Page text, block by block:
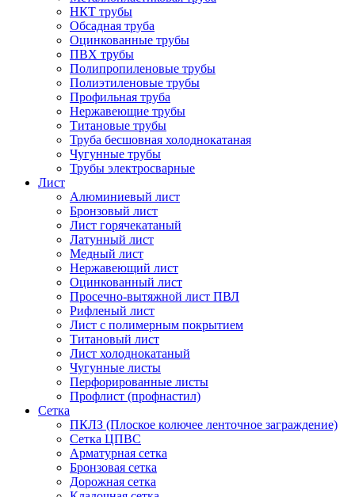
НКТ трубы
Обсадная труба
Оцинкованные трубы
ПВХ трубы
Полипропиленовые трубы
Полиэтиленовые трубы
Профильная труба
Нержавеющие трубы
Титановые трубы
Труба бесшовная холоднокатаная
Чугунные трубы
Трубы электросварные
Лист
Алюминиевый лист
Бронзовый лист
Лист горячекатаный
Латунный лист
Медный лист
Нержавеющий лист
Оцинкованный лист
Просечно-вытяжной лист ПВЛ
Рифленый лист
Лист с полимерным покрытием
Титановый лист
Лист холоднокатаный
Чугунные листы
Перфорированные листы
Профлист (профнастил)
Сетка
ПКЛЗ (Плоское колючее ленточное заграждение)
Сетка ЦПВС
Арматурная сетка
Бронзовая сетка
Дорожная сетка